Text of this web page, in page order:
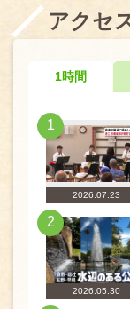
アクセ
1時間
1
2026.07.23
2
2026.05.30